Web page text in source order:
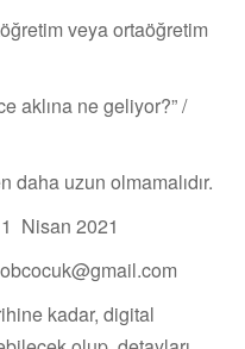
veya ortaöğretim
aklına ne geliyor?” /
daha uzun olmamalıdır.
Nisan 2021
kadar, digital